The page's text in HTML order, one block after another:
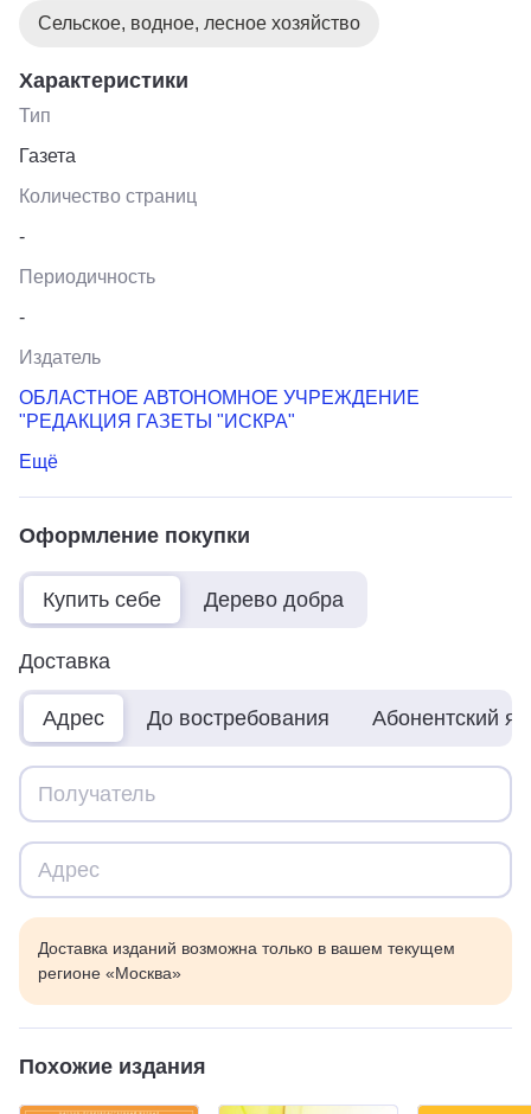
Сельское, водное, лесное хозяйство
Характеристики
Тип
Газета
Количество страниц
-
Периодичность
-
Издатель
ОБЛАСТНОЕ АВТОНОМНОЕ УЧРЕЖДЕНИЕ
"РЕДАКЦИЯ ГАЗЕТЫ "ИСКРА"
Ещё
Оформление покупки
Купить себе Дерево добра
Доставка
Адрес До востребования Абонентский
Доставка изданий возможна только в вашем текущем
регионе «Москва»
Похожие издания